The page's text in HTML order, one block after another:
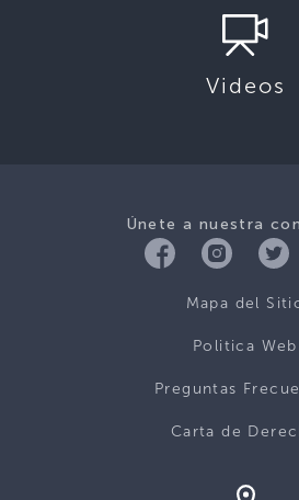
Videos
Únete a nuestra
Mapa del
Politica Web
Preguntas
Carta de